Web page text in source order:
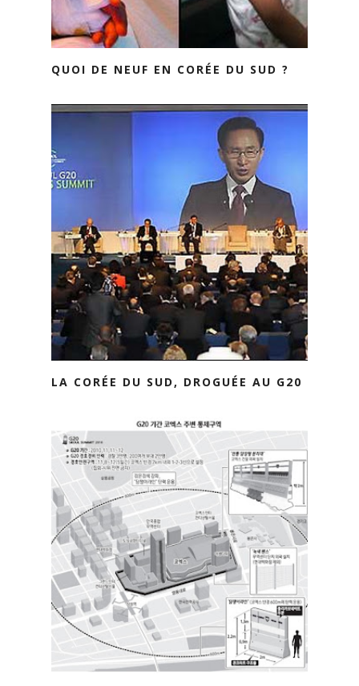
QUOI DE NEUF EN CORÉE DU SUD ?
LA CORÉE DU SUD, DROGUÉE AU G20